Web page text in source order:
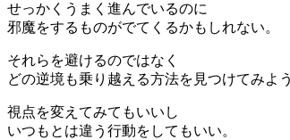
せっかくうまく進んでいるのに
邪魔をするものがでてくるかもしれない。
それらを避けるのではなく
どの逆境も乗り越える方法を見つけてみよう
視点を変えてみてもいいし
いつもとは違う行動をしてもいい。